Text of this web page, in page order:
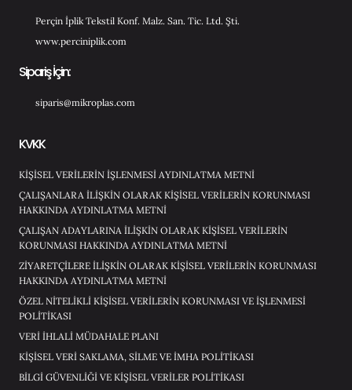
Perçin İplik Tekstil Konf. Malz. San. Tic. Ltd. Şti.
www.perciniplik.com
Sipariş İçin:
siparis@mikroplas.com
KVKK
KİŞİSEL VERİLERİN İŞLENMESİ AYDINLATMA METNİ
ÇALIŞANLARA İLİŞKİN OLARAK KİŞİSEL VERİLERİN KORUNMASI
HAKKINDA AYDINLATMA METNİ
ÇALIŞAN ADAYLARINA İLİŞKİN OLARAK KİŞİSEL VERİLERİN
KORUNMASI HAKKINDA AYDINLATMA METNİ
ZİYARETÇİLERE İLİŞKİN OLARAK KİŞİSEL VERİLERİN KORUNMASI
HAKKINDA AYDINLATMA METNİ
ÖZEL NİTELİKLİ KİŞİSEL VERİLERİN KORUNMASI VE İŞLENMESİ
POLİTİKASI
VERİ İHLALİ MÜDAHALE PLANI
KİŞİSEL VERİ SAKLAMA, SİLME VE İMHA POLİTİKASI
BİLGİ GÜVENLİĞİ VE KİŞİSEL VERİLER POLİTİKASI